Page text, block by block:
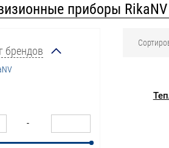
приборы RikaNV
брендов
-